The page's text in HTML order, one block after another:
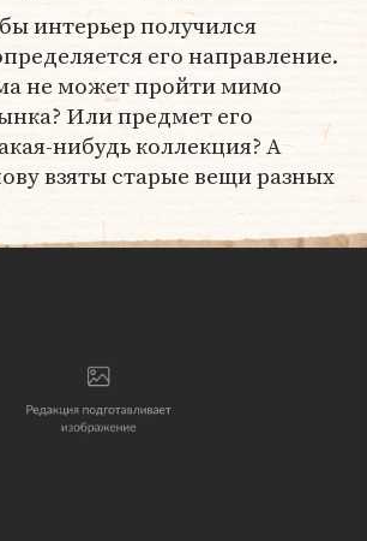
интерьер получился
его направление.
не может пройти мимо
Или предмет его
нибудь коллекция? А
взяты старые вещи разных